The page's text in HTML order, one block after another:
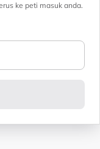
ke peti masuk anda.